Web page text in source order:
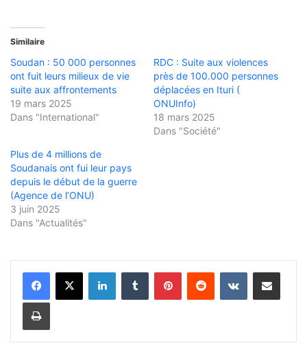
Similaire
Soudan : 50 000 personnes
ont fuit leurs milieux de vie
suite aux affrontements
19 mars 2025
Dans "International"
RDC : Suite aux violences
près de 100.000 personnes
déplacées en Ituri (
ONUInfo)
18 mars 2025
Dans "Société"
Plus de 4 millions de
Soudanais ont fui leur pays
depuis le début de la guerre
(Agence de l’ONU)
3 juin 2025
Dans "Actualités"